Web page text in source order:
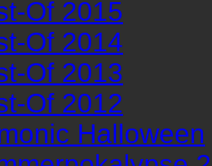
Of 2015
Of 2014
Of 2013
Of 2012
Halloween